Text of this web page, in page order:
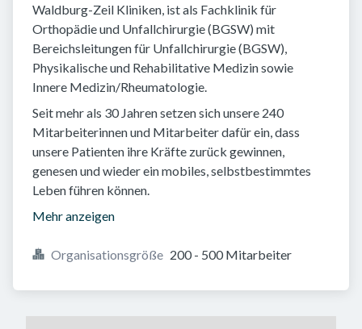
Waldburg-Zeil Kliniken, ist als Fachklinik für
Orthopädie und Unfallchirurgie (BGSW) mit
Bereichsleitungen für Unfallchirurgie (BGSW),
Physikalische und Rehabilitative Medizin sowie
Innere Medizin/Rheumatologie.
Seit mehr als 30 Jahren setzen sich unsere 240
Mitarbeiterinnen und Mitarbeiter dafür ein, dass
unsere Patienten ihre Kräfte zurück gewinnen,
genesen und wieder ein mobiles, selbstbestimmtes
Leben führen können.
Mehr anzeigen
Organisationsgröße 200 - 500 Mitarbeiter